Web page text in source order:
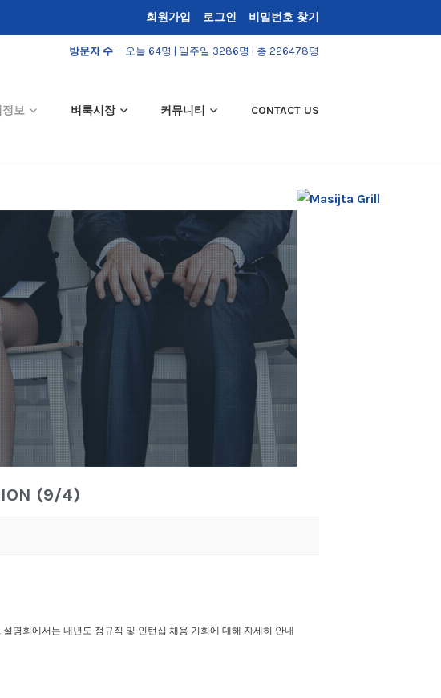
회원가입 로그인 비밀번호 찾기
방문자 수 — 오늘 64명 | 일주일 3286명 | 총 226478명
정보 벼룩시장 커뮤니티 CONTACT US
(9/4)
명회에서는 내년도 정규직 및 인턴십 채용 기회에 대해 자세히 안내